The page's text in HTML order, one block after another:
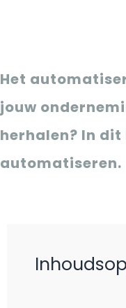
Het
jouw
herhalen? In
automatiseren.